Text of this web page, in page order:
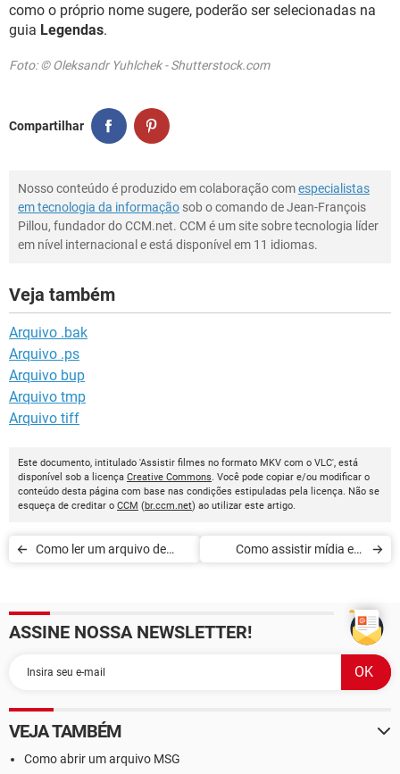
como o próprio nome sugere, poderão ser selecionadas na
guia Legendas.
Foto: © Oleksandr Yuhlchek - Shutterstock.com
Compartilhar
Nosso conteúdo é produzido em colaboração comespecialistas
em tecnologia da informação sob o comando de Jean-François
Pillou, fundador do CCM.net. CCM é um site sobre tecnologia líder
em nível internacional e está disponível em 11 idiomas.
Veja também
Arquivo .bak
Arquivo .ps
Arquivo bup
Arquivo tmp
Arquivo tiff
Este documento, intitulado 'Assistir filmes no formato MKV com o VLC', está
disponível sob a licença Creative Commons. Você pode copiar e/ou modificar o
conteúdo desta página com base nas condições estipuladas pela licença. Não se
esqueça de creditar o CCM (br.ccm.net) ao utilizar este artigo.
Como ler um arquivo de
Como assistir mídia em
ASSINE NOSSA NEWSLETTER!
VEJA TAMBÉM
Como abrir um arquivo MSG